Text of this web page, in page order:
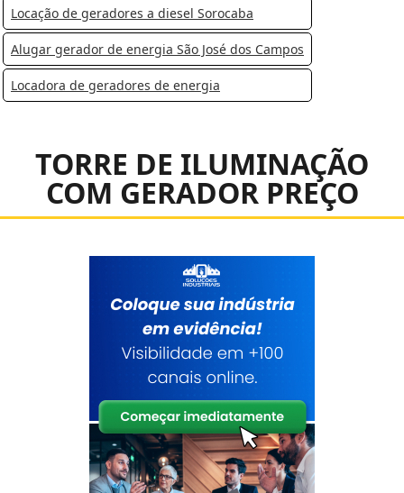
Locação de geradores a diesel Sorocaba
Alugar gerador de energia São José dos Campos
Locadora de geradores de energia
TORRE DE ILUMINAÇÃO
COM GERADOR PREÇO